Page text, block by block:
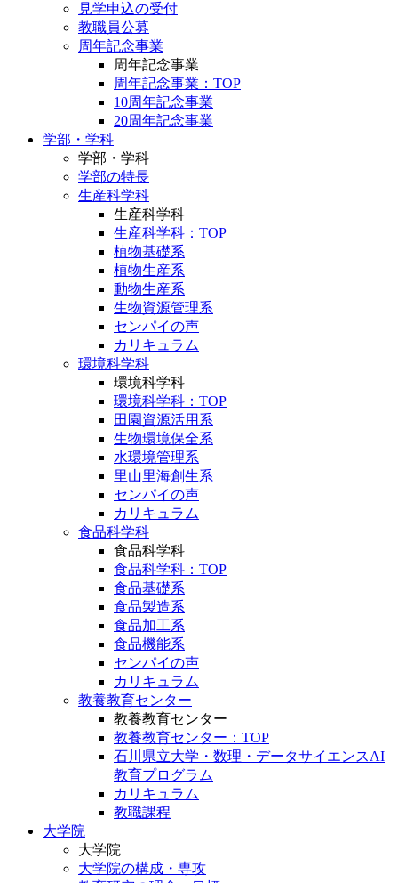
見学申込の受付
教職員公募
周年記念事業
周年記念事業
周年記念事業：TOP
10周年記念事業
20周年記念事業
学部・学科
学部・学科
学部の特長
生産科学科
生産科学科
生産科学科：TOP
植物基礎系
植物生産系
動物生産系
生物資源管理系
センパイの声
カリキュラム
環境科学科
環境科学科
環境科学科：TOP
田園資源活用系
生物環境保全系
水環境管理系
里山里海創生系
センパイの声
カリキュラム
食品科学科
食品科学科
食品科学科：TOP
食品基礎系
食品製造系
食品加工系
食品機能系
センパイの声
カリキュラム
教養教育センター
教養教育センター
教養教育センター：TOP
石川県立大学・数理・データサイエンスAI
教育プログラム
カリキュラム
教職課程
大学院
大学院
大学院の構成・専攻